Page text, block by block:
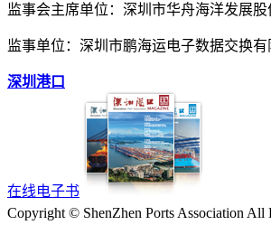
监事会主席单位：深圳市华舟海洋发展股
监事单位：深圳市鹏海运电子数据交换有
深圳港口
在线电子书
Copyright © ShenZhen Ports Association All